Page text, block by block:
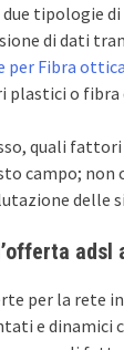
tipologie di
di dati
per Fibra ottica
o fibra
quali
campo; non
delle
adsl
per la rete
e dinamici